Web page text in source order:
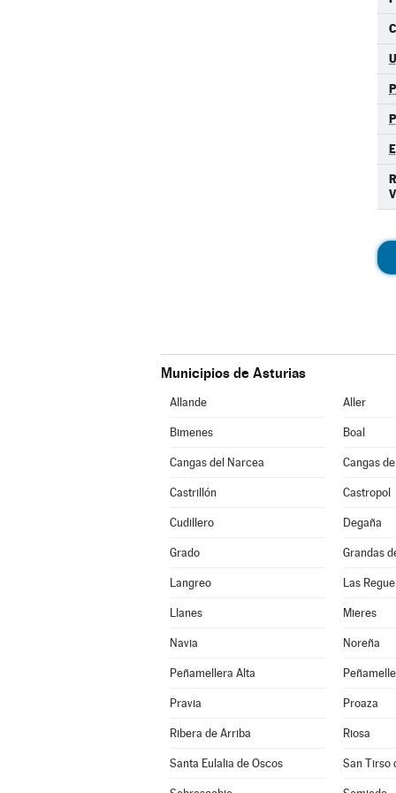
Municipios de Asturias
Allande Aller
Bimenes Boal
Cangas del Narcea Cangas
Castrillón Castropol
Cudillero Degaña
Grado Grandas
Langreo Las
Llanes Mieres
Navia Noreña
Peñamellera Alta
Pravia Proaza
Ribera de Arriba Riosa
Santa Eulalia de Oscos San Tirso